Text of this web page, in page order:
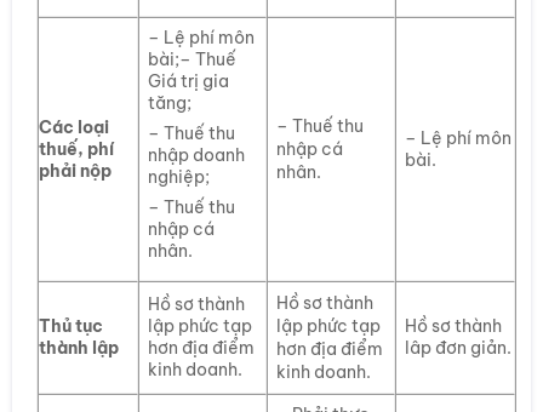
Các loại
thuế, phí
phải nộp
– Lệ phí môn
bài;– Thuế
Giá trị gia
tăng;
– Thuế thu
nhập doanh
nghiệp;
– Thuế thu
nhập cá
nhân.
– Thuế thu
nhập cá
nhân.
– Lệ phí môn
bài.
Thủ tục
thành lập
Hồ sơ thành
lập phức tạp
hơn địa điểm
kinh doanh.
Hồ sơ thành
lập phức tạp
hơn địa điểm
kinh doanh.
Hồ sơ thành
lâp đơn giản.